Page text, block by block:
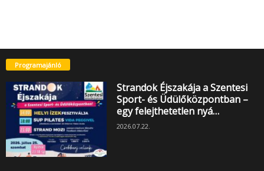
Programajánló
Strandok Éjszakája a Szentesi
Sport- és Üdülőközpontban –
egy felejthetetlen nyá…
2026.07.22.